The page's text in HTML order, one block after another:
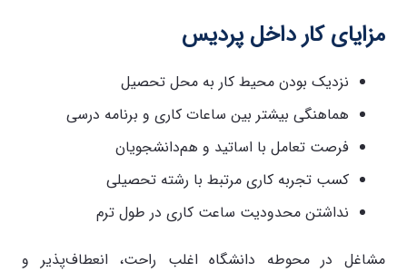
مزایای کار داخل پردیس
نزدیک بودن محیط کار به محل تحصیل
هماهنگی بیشتر بین ساعات کاری و برنامه درسی
فرصت تعامل با اساتید و هم‌دانشجویان
کسب تجربه کاری مرتبط با رشته تحصیلی
نداشتن محدودیت ساعت کاری در طول ترم
مشاغل در محوطه دانشگاه اغلب راحت، انعطاف‌پذیر و